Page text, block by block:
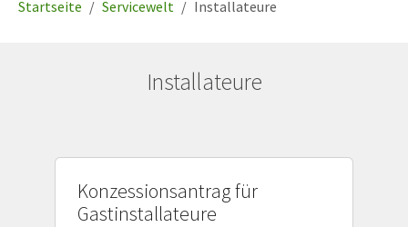
Startseite Servicewelt Installateure
Installateure
Konzessionsantrag für
Gastinstallateure